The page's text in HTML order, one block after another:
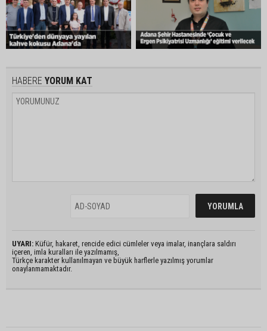
HABERE YORUM KAT
UYARI: Küfür, hakaret, rencide edici cümleler veya imalar, inançlara saldırı
içeren, imla kuralları ile yazılmamış,
Türkçe karakter kullanılmayan ve büyük harflerle yazılmış yorumlar
onaylanmamaktadır.